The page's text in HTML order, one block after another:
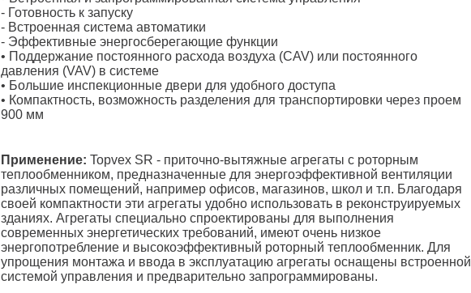
- Готовность к запуску
- Встроенная система автоматики
- Эффективные энергосберегающие функции
• Поддержание постоянного расхода воздуха (CAV) или постоянного
давления (VAV) в системе
• Большие инспекционные двери для удобного доступа
• Компактность, возможность разделения для транспортировки через проем
900 мм
Применение: Topvex SR - приточно-вытяжные агрегаты с роторным
теплообменником, предназначенные для энергоэффективной вентиляции
различных помещений, например офисов, магазинов, школ и т.п. Благодаря
своей компактности эти агрегаты удобно использовать в реконструируемых
зданиях. Агрегаты специально спроектированы для выполнения
современных энергетических требований, имеют очень низкое
энергопотребление и высокоэффективный роторный теплообменник. Для
упрощения монтажа и ввода в эксплуатацию агрегаты оснащены встроенной
системой управления и предварительно запрограммированы.